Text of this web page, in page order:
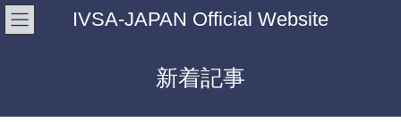
IVSA-JAPAN Official Website
新着記事